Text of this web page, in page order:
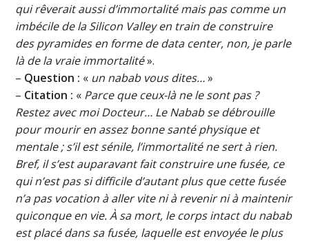
qui rêverait aussi d’immortalité mais pas comme un
imbécile de la Silicon Valley en train de construire
des pyramides en forme de data center, non, je parle
là de la vraie immortalité».
– Question : « un nabab vous dites…»
– Citation : « Parce que ceux-là ne le sont pas ?
Restez avec moi Docteur… Le Nabab se débrouille
pour mourir en assez bonne santé physique et
mentale ; s’il est sénile, l’immortalité ne sert à rien.
Bref, il s’est auparavant fait construire une fusée, ce
qui n’est pas si difficile d’autant plus que cette fusée
n’a pas vocation à aller vite ni à revenir ni à maintenir
quiconque en vie. À sa mort, le corps intact du nabab
est placé dans sa fusée, laquelle est envoyée le plus